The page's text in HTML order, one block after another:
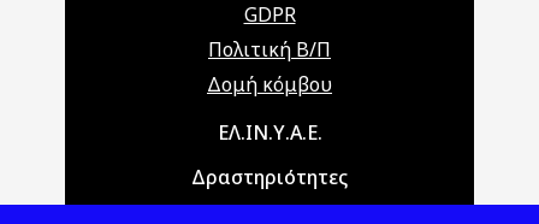
GDPR
Πολιτική Β/Π
Δομή κόμβου
Main navigationΕΛ.ΙΝ.Υ.Α.Ε.
Δραστηριότητες